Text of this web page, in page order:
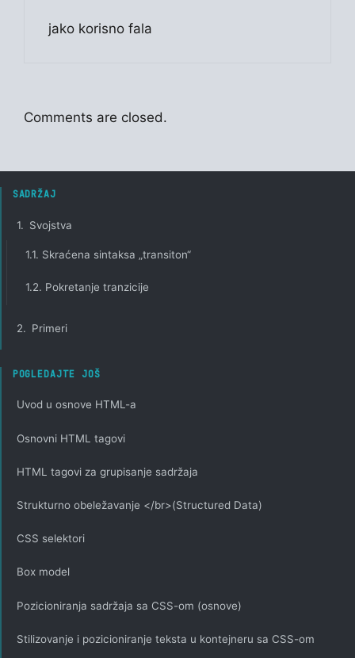
jako korisno fala
Comments are closed.
SADRŽAJ
1. Svojstva
1.1. Skraćena sintaksa „transiton“
1.2. Pokretanje tranzicije
2. Primeri
POGLEDAJTE JOŠ
Uvod u osnove HTML-a
Osnovni HTML tagovi
HTML tagovi za grupisanje sadržaja
Strukturno obeležavanje </br>(Structured Data)
CSS selektori
Box model
Pozicioniranja sadržaja sa CSS-om (osnove)
Stilizovanje i pozicioniranje teksta u kontejneru sa CSS-om